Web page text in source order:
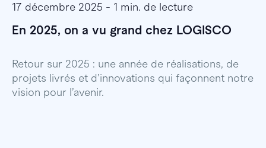
17 décembre 2025 - 1 min. de lecture
En 2025, on a vu grand chez LOGISCO
Retour sur 2025 : une année de réalisations, de
projets livrés et d’innovations qui façonnent notre
vision pour l’avenir.